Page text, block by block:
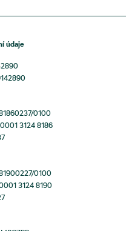
údaje
0100
3124 8186
0100
3124 8190